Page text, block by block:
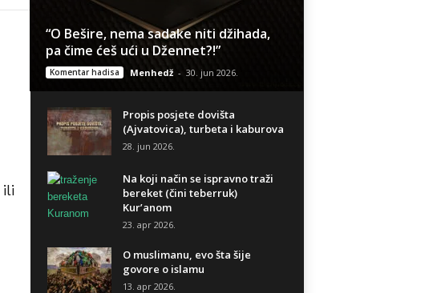
ili
“O Bešire, nema sadake niti džihada,
pa čime ćeš ući u Džennet?!”
Komentar hadisa Menhedž - 30. jun 2026.
Propis posjete dovišta
(Ajvatovica), turbeta i kaburova
28. jun 2026.
Na koji način se ispravno traži
bereket (čini teberruk)
Kur’anom
23. apr 2026.
O muslimanu, evo šta šije
govore o islamu
13. apr 2026.